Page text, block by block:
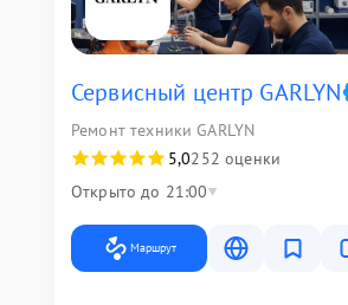
Сервисный центр GARLYN
Ремонт техники GARLYN
5,0252 оценки
Открыто до 21:00
Маршрут